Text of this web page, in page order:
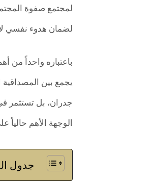
لمجتمع صفوة
لضمان هدوء نفسي
باعتباره واحداً من
يجمع بين المصداقية
جدران، بل تستثمر
الوجهة الأهم حالياً
جدول